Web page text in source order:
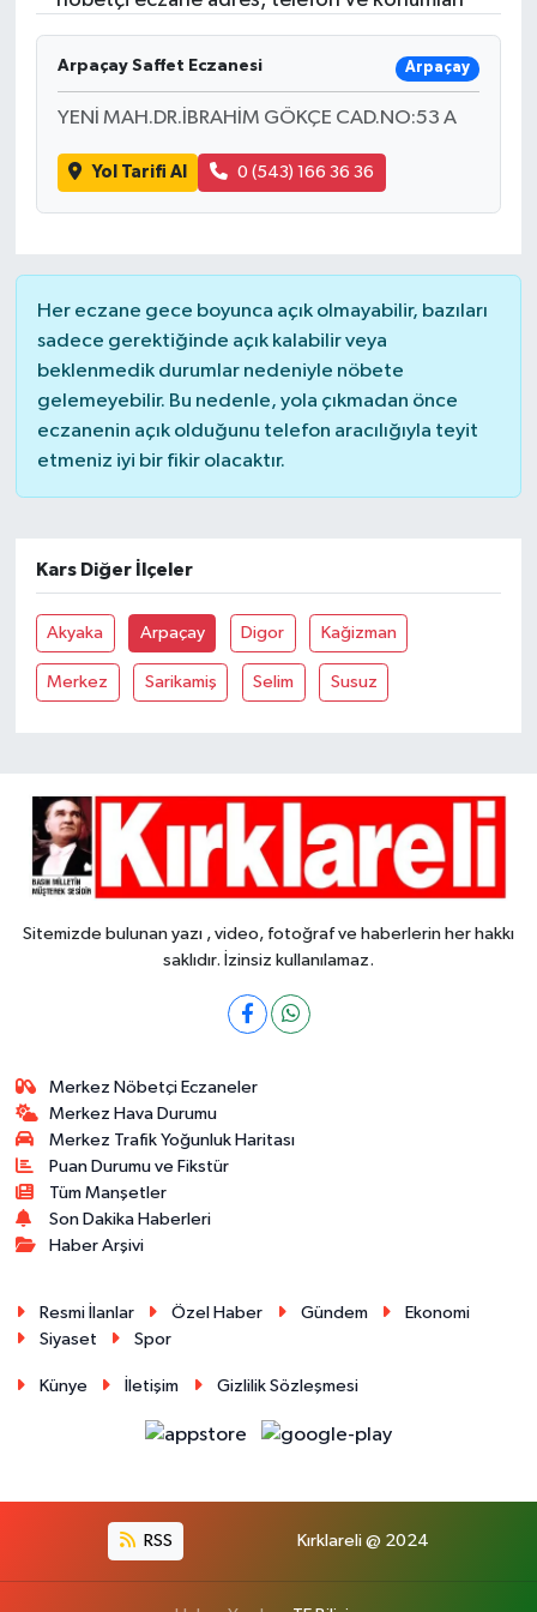
Arpaçay Saffet Eczanesi Arpaçay
YENİ MAH.DR.İBRAHİM GÖKÇE CAD.NO:53 A
Yol Tarifi Al 0 (543) 166 36 36
Her eczane gece boyunca açık olmayabilir, bazıları
sadece gerektiğinde açık kalabilir veya
beklenmedik durumlar nedeniyle nöbete
gelemeyebilir. Bu nedenle, yola çıkmadan önce
eczanenin açık olduğunu telefon aracılığıyla teyit
etmeniz iyi bir fikir olacaktır.
Kars Diğer İlçeler
Akyaka Arpaçay Digor Kağizman
Merkez Sarikamiş Selim Susuz
Sitemizde bulunan yazı , video, fotoğraf ve haberlerin her hakkı
saklıdır. İzinsiz kullanılamaz.
Merkez Nöbetçi Eczaneler
Merkez Hava Durumu
Merkez Trafik Yoğunluk Haritası
Puan Durumu ve Fikstür
Tüm Manşetler
Son Dakika Haberleri
Haber Arşivi
Resmi İlanlar Özel Haber Gündem
Ekonomi
Siyaset
Spor
Künye İletişim Gizlilik Sözleşmesi
RSS Kırklareli @ 2024